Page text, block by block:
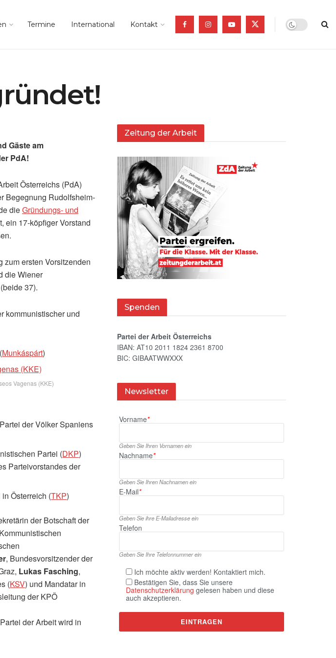
Termine International Kontakt
Gäste am
PdA!
Österreichs (PdA)
Begegnung Rudolfsheim-
dieGründungs- und
ein 17-köpfiger Vorstand
zum ersten Vorsitzenden
die Wiener
(beide 37).
kommunistischer und
Munkáspárt)
Vagenas (KKE)
der Völker Spaniens
Partei (DKP)
Parteivorstandes der
Österreich (TKP)
der Botschaft der
, Bundesvorsitzender der
Lukas Fasching,
(KSV) und Mandatar in
der KPÖ
der Arbeit wird in
Zeitung der Arbeit
Spenden
Partei der Arbeit Österreichs
IBAN: AT10 2011 1824 2361 8700
BIC: GIBAATWWXXX
Newsletter
Vorname*
Geben Sie Ihren Vornamen ein
Nachname*
Geben Sie Ihren Nachnamen ein
E‑Mail*
Geben Sie ihre E‑Mailadresse ein
Telefon
Geben Sie Ihre Telefonnummer ein
Ich möchte aktiv werden! Kontaktiert mich.
Bestätigen Sie, dass Sie unsere
Datenschutzerklärung gelesen haben und diese
auch akzeptieren.